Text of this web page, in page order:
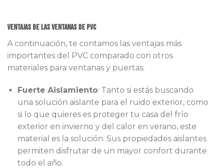
Ventajas de las ventanas de PVC
A continuación, te contamos las ventajas más
importantes del PVC comparado con otros
materiales para ventanas y puertas:
Fuerte Aislamiento: Tanto si estás buscando
una solución aislante para el ruido exterior, como
si lo que quieres es proteger tu casa del frío
exterior en invierno y del calor en verano, este
material es la solución. Sus propiedades aislantes
permiten disfrutar de un mayor confort durante
todo el año.